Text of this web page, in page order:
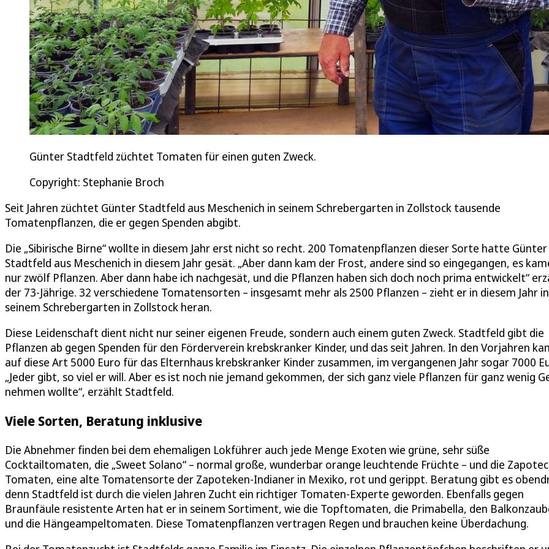
Günter Stadtfeld züchtet Tomaten für einen guten Zweck.
Copyright: Stephanie Broch
Seit Jahren züchtet Günter Stadtfeld aus Meschenich in seinem Schrebergarten in Zollstock tausende
Tomatenpflanzen, die er gegen Spenden abgibt.
Die „Sibirische Birne“ wollte in diesem Jahr erst nicht so recht. 200 Tomatenpflanzen dieser Sorte hatte Günter
Stadtfeld aus Meschenich in diesem Jahr gesät. „Aber dann kam der Frost, andere sind so eingegangen, es
nur zwölf Pflanzen. Aber dann habe ich nachgesät, und die Pflanzen haben sich doch noch prima entwickelt“
der 73-Jährige. 32 verschiedene Tomatensorten – insgesamt mehr als 2500 Pflanzen – zieht er in diesem Jahr in
seinem Schrebergarten in Zollstock heran.
Diese Leidenschaft dient nicht nur seiner eigenen Freude, sondern auch einem guten Zweck. Stadtfeld gibt die
Pflanzen ab gegen Spenden für den Förderverein krebskranker Kinder, und das seit Jahren. In den Vorjahren
auf diese Art 5000 Euro für das Elternhaus krebskranker Kinder zusammen, im vergangenen Jahr sogar 7000
„Jeder gibt, so viel er will. Aber es ist noch nie jemand gekommen, der sich ganz viele Pflanzen für ganz wenig
nehmen wollte“, erzählt Stadtfeld.
Viele Sorten, Beratung inklusive
Die Abnehmer finden bei dem ehemaligen Lokführer auch jede Menge Exoten wie grüne, sehr süße
Cocktailtomaten, die „Sweet Solano“ – normal große, wunderbar orange leuchtende Früchte – und die
Tomaten, eine alte Tomatensorte der Zapoteken-Indianer in Mexiko, rot und gerippt. Beratung gibt es
denn Stadtfeld ist durch die vielen Jahren Zucht ein richtiger Tomaten-Experte geworden. Ebenfalls gegen
Braunfäule resistente Arten hat er in seinem Sortiment, wie die Topftomaten, die Primabella, den
und die Hängeampeltomaten. Diese Tomatenpflanzen vertragen Regen und brauchen keine Überdachung.